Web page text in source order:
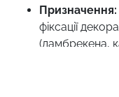
Призначення:
фіксації
(ламбрекена,